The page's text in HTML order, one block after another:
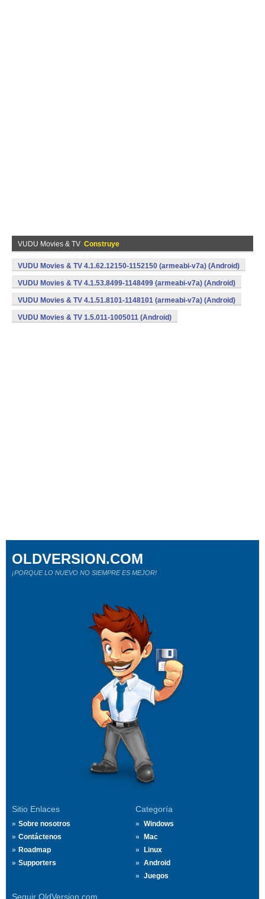
VUDU Movies & TV Construye
VUDU Movies & TV 4.1.62.12150-1152150 (armeabi-v7a) (Android)
VUDU Movies & TV 4.1.53.8499-1148499 (armeabi-v7a) (Android)
VUDU Movies & TV 4.1.51.8101-1148101 (armeabi-v7a) (Android)
VUDU Movies & TV 1.5.011-1005011 (Android)
Sitio Enlaces
Sobre nosotros
Contáctenos
Roadmap
Supporters
Categoría
Windows
Mac
Linux
Android
Juegos
Seguir OldVersion.com
OLDVERSION.COM
¡PORQUE LO NUEVO NO SIEMPRE ES MEJOR!